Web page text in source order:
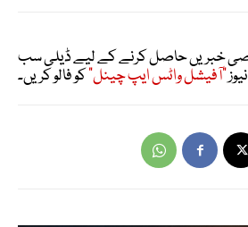
خبریں حاصل کرنے کے لیے ڈیلی سب
نیوز"آفیشل واٹس ایپ چینل"کو فالو کریں۔